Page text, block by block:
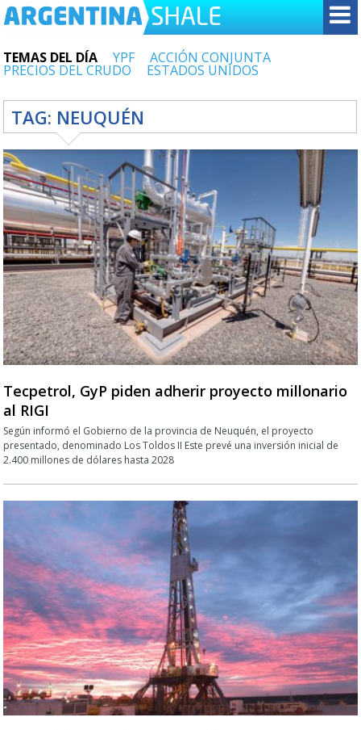
TEMAS DEL DÍA YPF ACCIÓN CONJUNTA
PRECIOS DEL CRUDO ESTADOS UNIDOS
TAG: NEUQUÉN
Tecpetrol, GyP piden adherir proyecto millonario
al RIGI
Según informó el Gobierno de la provincia de Neuquén, el proyecto
presentado, denominado Los Toldos II Este prevé una inversión inicial de
2.400 millones de dólares hasta 2028